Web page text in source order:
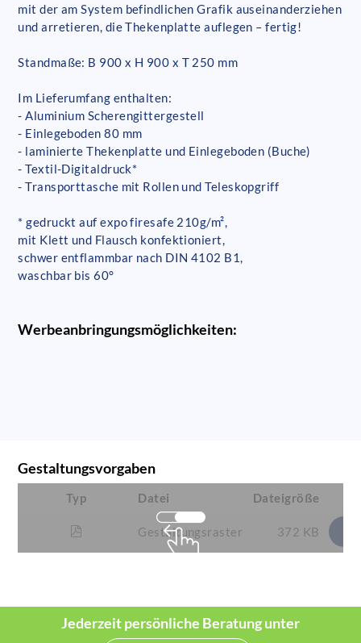
mit der am System befindlichen Grafik auseinanderziehen
und arretieren, die Thekenplatte auflegen – fertig!
Standmaße: B 900 x H 900 x T 250 mm
Im Lieferumfang enthalten:
- Aluminium Scherengittergestell
- Einlegeboden 80 mm
- laminierte Thekenplatte und Einlegeboden (Buche)
- Textil-Digitaldruck*
- Transporttasche mit Rollen und Teleskopgriff
* gedruckt auf expo firesafe 210g/m²,
mit Klett und Flausch konfektioniert,
schwer entflammbar nach DIN 4102 B1,
waschbar bis 60°
Werbeanbringungsmöglichkeiten:
Gestaltungsvorgaben
Typ Datei Dateigröße
Gestaltungsraster 372 KB
Jederzeit persönliche Beratung unter